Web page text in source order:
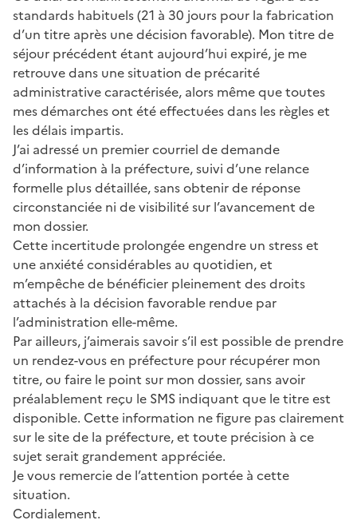
standards habituels (21 à 30 jours pour la fabrication
d’un titre après une décision favorable). Mon titre de
séjour précédent étant aujourd’hui expiré, je me
retrouve dans une situation de précarité
administrative caractérisée, alors même que toutes
mes démarches ont été effectuées dans les règles et
les délais impartis.
J’ai adressé un premier courriel de demande
d’information à la préfecture, suivi d’une relance
formelle plus détaillée, sans obtenir de réponse
circonstanciée ni de visibilité sur l’avancement de
mon dossier.
Cette incertitude prolongée engendre un stress et
une anxiété considérables au quotidien, et
m’empêche de bénéficier pleinement des droits
attachés à la décision favorable rendue par
l’administration elle-même.
Par ailleurs, j’aimerais savoir s’il est possible de prendre
un rendez-vous en préfecture pour récupérer mon
titre, ou faire le point sur mon dossier, sans avoir
préalablement reçu le SMS indiquant que le titre est
disponible. Cette information ne figure pas clairement
sur le site de la préfecture, et toute précision à ce
sujet serait grandement appréciée.
Je vous remercie de l’attention portée à cette
situation.
Cordialement.